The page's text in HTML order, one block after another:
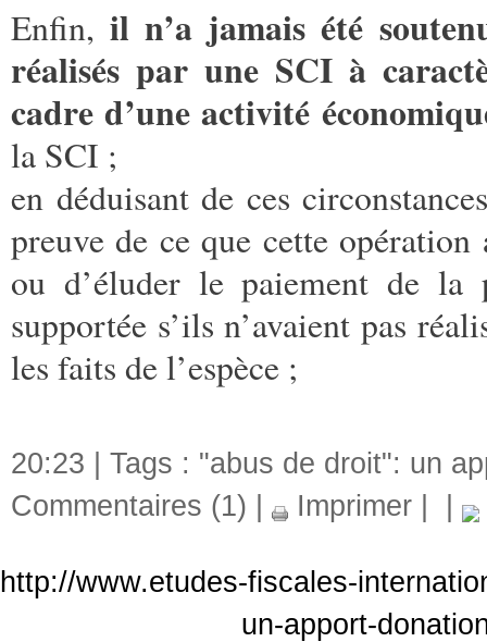
Enfin,il n’a jamais été
réalisés par une SCI à
cadre d’une activité
la SCI ;
en déduisant de ces
preuve de ce que cette
ou d’éluder le paiement de la
supportée s’ils n’avaient pas
les faits de l’espèce ;
20:23 | Tags : "abus de droit": un
Commentaires (1)
Imprimer
http://www.etudes-fiscales-
un-apport-